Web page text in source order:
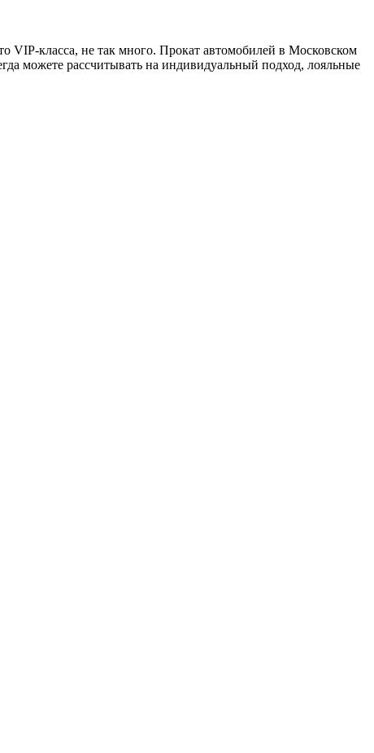
VIP-класса, не так много. Прокат автомобилей в Московском
можете рассчитывать на индивидуальный подход, лояльные